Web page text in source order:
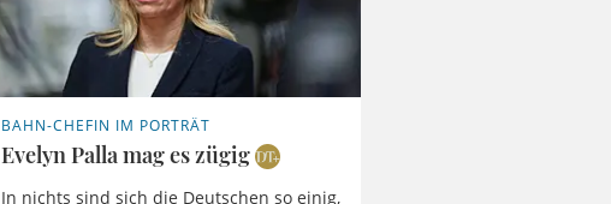
BAHN-CHEFIN IM PORTRÄT
Evelyn Palla mag es zügig
In nichts sind sich die Deutschen so einig,